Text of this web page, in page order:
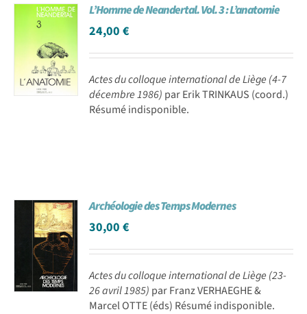
L’Homme de Neandertal. Vol. 3 : L’anatomie
24,00€
Actes du colloque international de Liège (4-7
décembre 1986) par Erik TRINKAUS (coord.)
Résumé indisponible.
Archéologie des Temps Modernes
30,00€
Actes du colloque international de Liège (23-
26 avril 1985) par Franz VERHAEGHE &
Marcel OTTE (éds) Résumé indisponible.